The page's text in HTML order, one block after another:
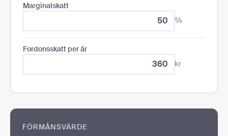
Marginalskatt
%
Fordonsskatt per år
kr
FÖRMÅNSVÄRDE